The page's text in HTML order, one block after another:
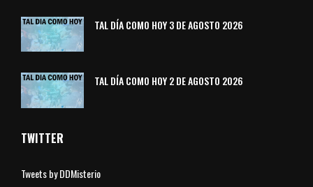
TAL DÍA COMO HOY 3 DE AGOSTO 2026
TAL DÍA COMO HOY 2 DE AGOSTO 2026
TWITTER
Tweets by DDMisterio